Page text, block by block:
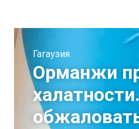
Гагаузия
Орманжи